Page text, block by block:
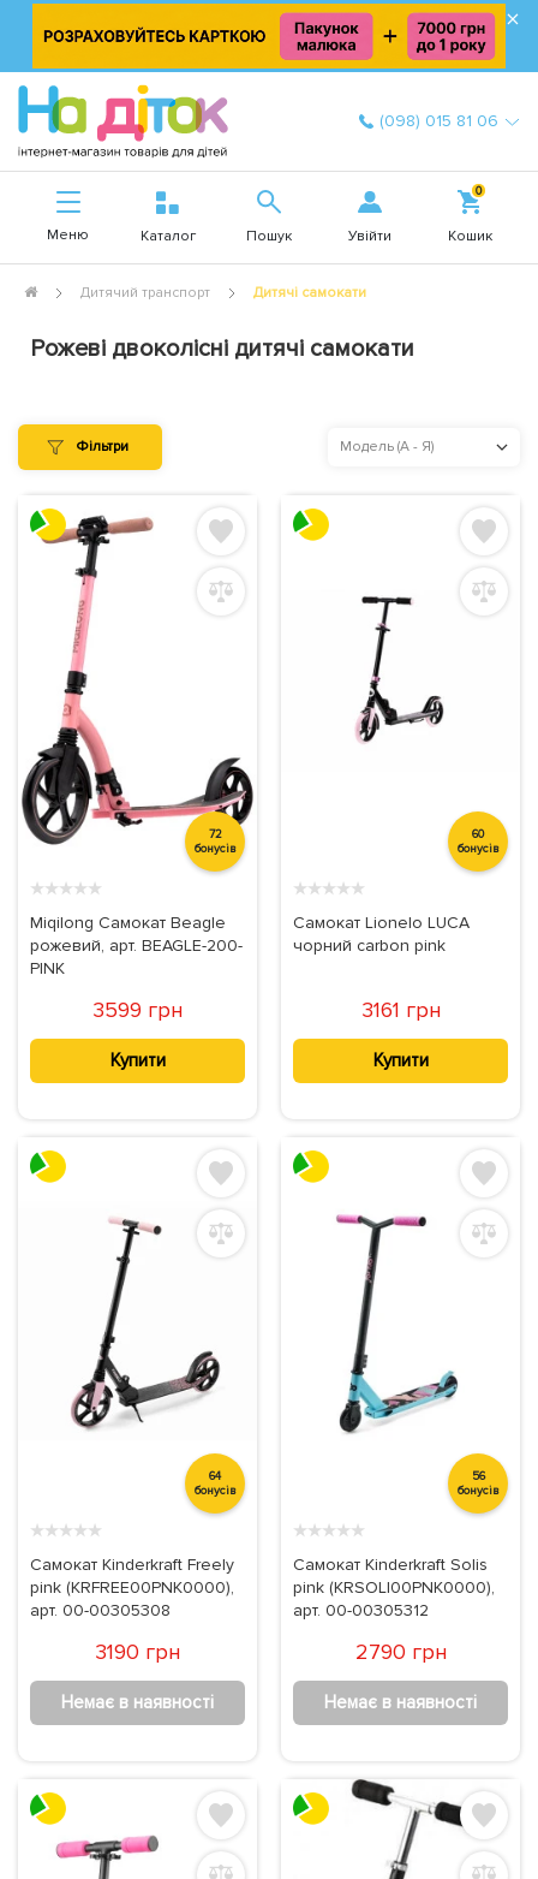
×
(098) 015 81 06
Меню Каталог Пошук Увійти
0
Кошик
Дитячий транспорт Дитячі самокати
Рожеві двоколісні дитячі самокати
Фільтри Модель (А - Я)
72
бонусів
★★★★★
Miqilong Самокат Beagle
рожевий, арт. BEAGLE-200-
PINK
3599 грн
Купити
60
бонусів
★★★★★
Самокат Lionelo LUCA
чорний carbon pink
3161 грн
Купити
64
бонусів
★★★★★
Самокат Kinderkraft Freely
pink (KRFREE00PNK0000),
арт. 00-00305308
3190 грн
Немає в наявності
56
бонусів
★★★★★
Самокат Kinderkraft Solis
pink (KRSOLI00PNK0000),
арт. 00-00305312
2790 грн
Немає в наявності